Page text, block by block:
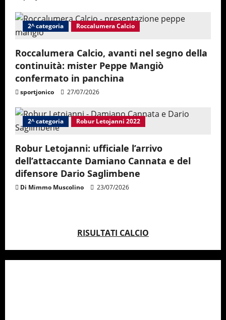
i
o
n
2^ categoria Roccalumera Calcio
Roccalumera Calcio, avanti nel segno della
continuità: mister Peppe Mangiò
confermato in panchina
sportjonico 27/07/2026
2^ categoria Robur Letojanni 2022
Robur Letojanni: ufficiale l’arrivo
dell’attaccante Damiano Cannata e del
difensore Dario Saglimbene
Di Mimmo Muscolino 23/07/2026
RISULTATI CALCIO